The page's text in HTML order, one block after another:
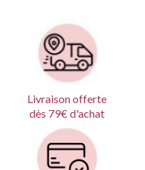
Livraison offerte
dès 79€ d'achat